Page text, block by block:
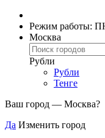
Режим работы:
Москва
Рубли
Рубли
Тенге
Ваш город — Москва?
Да Изменить город